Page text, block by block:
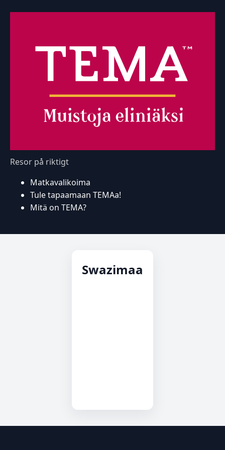
Resor på riktigt
Matkavalikoima
Tule tapaamaan TEMAa!
Mitä on TEMA?
Swazimaa